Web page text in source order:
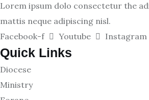
Lorem ipsum dolo consectetur the
mattis neque adipiscing nisl.
Facebook-f
Youtube Instagram
Quick Links
Diocese
Ministry